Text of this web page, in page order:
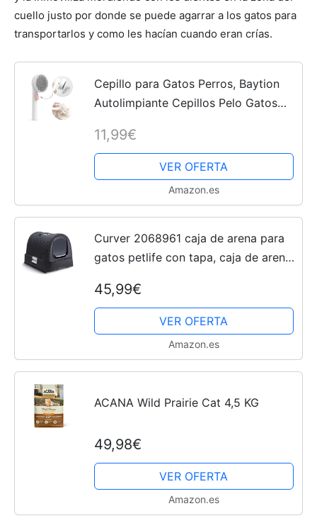
cuello justo por donde se puede agarrar a los gatos para
transportarlos y como les hacían cuando eran crías.
Cepillo para Gatos Perros, Baytion
Autolimpiante Cepillos Pelo Gatos
para Eliminar los Enredos, la Capa
Base Muerta y la...
11,99€
VER OFERTA
Amazon.es
Curver 2068961 caja de arena para
gatos petlife con tapa, caja de arena
de ratán, antracita, 51,5 x 38,5 x 40
cm
45,99€
VER OFERTA
Amazon.es
ACANA Wild Prairie Cat 4,5 KG
49,98€
VER OFERTA
Amazon.es